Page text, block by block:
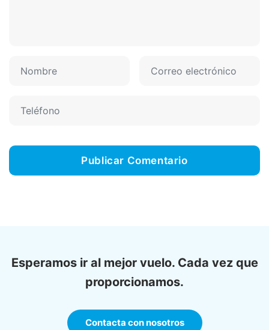
Esperamos ir al mejor vuelo. Cada vez que
proporcionamos.
Contacta con nosotros